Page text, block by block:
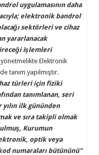
uygulamasının daha
elektronik bandrol
sektörleri ve cihaz
yararlanacak
işlemleri
yönetmelikte Elektronik
tanım yapılmıştır.
türleri için fiziki
tanımlanan, seri
yılın ilk gününden
ve sıra takipli olmak
Kurumun
optik veya
numaraları bütününü”